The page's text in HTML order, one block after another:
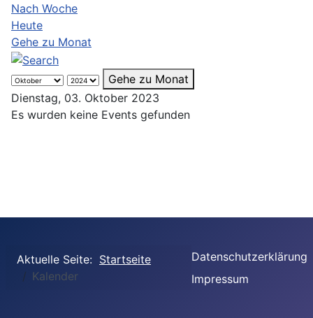
Nach Woche
Heute
Gehe zu Monat
Gehe zu Monat
Dienstag, 03. Oktober 2023
Es wurden keine Events gefunden
Aktuelle Seite: Startseite
Kalender
Datenschutzerklärung
Impressum